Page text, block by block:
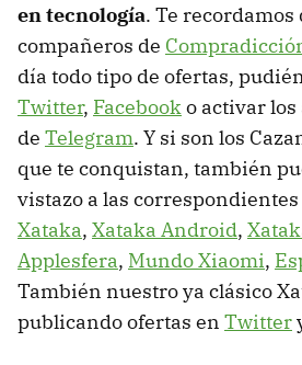
en tecnología. Te
compañeros de
día todo tipo de ofertas,
Twitter, Facebook o activar los
de Telegram. Y si son los
que te conquistan, también
vistazo a las
Xataka, Xataka Android,
Applesfera, Mundo Xiaomi,
También nuestro ya clásico
publicando ofertas en Twitter